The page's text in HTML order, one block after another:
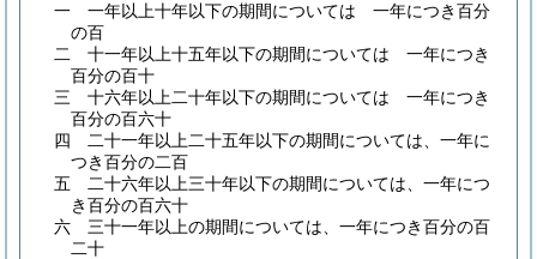
一
一年以上十年以下の期間については 一年につき百分
の百
二
十一年以上十五年以下の期間については 一年につき
百分の百十
三
十六年以上二十年以下の期間については 一年につき
百分の百六十
四
二十一年以上二十五年以下の期間については、一年に
つき百分の二百
五
二十六年以上三十年以下の期間については、一年につ
き百分の百六十
六
三十一年以上の期間については、一年につき百分の百
二十